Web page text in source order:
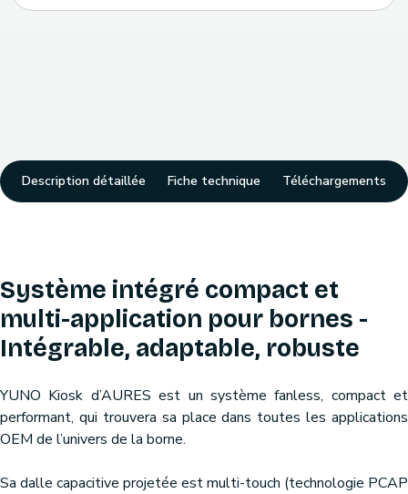
Description détaillée Fiche technique Téléchargements
Système intégré compact et
multi-application pour bornes -
Intégrable, adaptable, robuste
YUNO Kiosk d’AURES est un système fanless, compact et
performant, qui trouvera sa place dans toutes les applications
OEM de l’univers de la borne.
Sa dalle capacitive projetée est multi-touch (technologie PCAP